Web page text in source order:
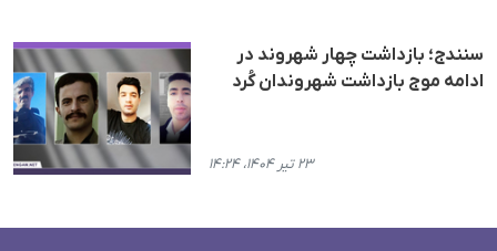
سنندج؛ بازداشت چهار شهروند در
ادامه موج بازداشت شهروندان کُرد
۲۳ تیر ۱۴۰۴، ۱۴:۲۴